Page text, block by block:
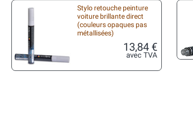
Stylo retouche peinture
voiture brillante direct
(couleurs opaques pas
métallisées)
13,84 €
avec TVA